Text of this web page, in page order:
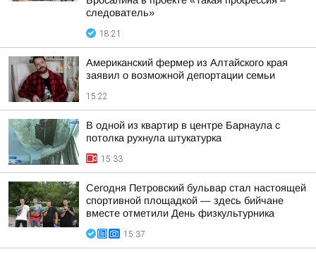
следователь»
18:21
Американский фермер из Алтайского края
заявил о возможной депортации семьи
15:22
В одной из квартир в центре Барнаула с
потолка рухнула штукатурка
15:33
Сегодня Петровский бульвар стал настоящей
спортивной площадкой — здесь бийчане
вместе отметили День физкультурника
15:37